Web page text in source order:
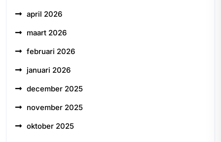
april 2026
maart 2026
februari 2026
januari 2026
december 2025
november 2025
oktober 2025